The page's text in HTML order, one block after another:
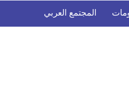
المجتمع العربي